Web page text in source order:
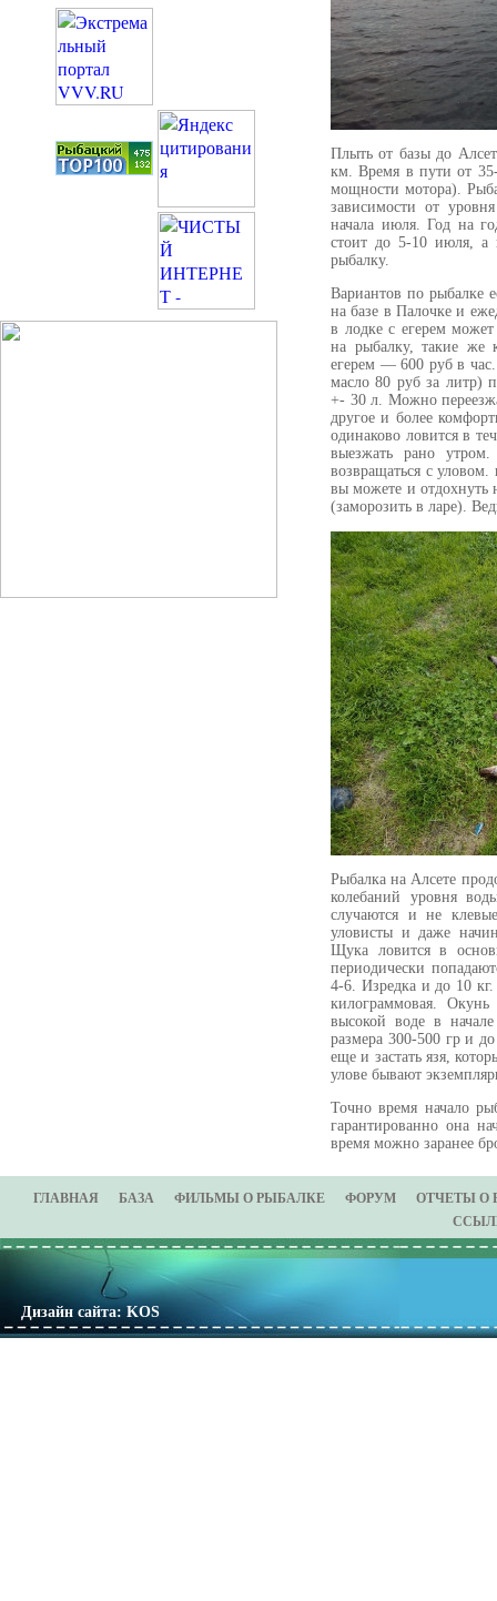
Плыть от базы до
км. Время в пути от
мощности мотора).
зависимости от
начала июля. Год на
стоит до 5-10 июля, а
рыбалку.
Вариантов по рыбалке
на базе в Палочке и
в лодке с егерем
на рыбалку, такие же
егерем — 600 руб в
масло 80 руб за литр)
+- 30 л. Можно
другое и более
одинаково ловится в
выезжать рано
возвращаться с
вы можете и отдохнуть
(заморозить в ларе).
Рыбалка на Алсете
колебаний уровня
случаются и не
уловисты и даже
Щука ловится в
периодически
4-6. Изредка и до 10
килограммовая.
высокой воде в
размера 300-500 гр и
еще и застать язя,
улове бывают
Точно время начало
гарантированно она
время можно заранее
ГЛАВНАЯ БАЗА ФИЛЬМЫ О РЫБАЛКЕ ФОРУМ
ОТЧЕТЫ О
Дизайн сайта: KOS